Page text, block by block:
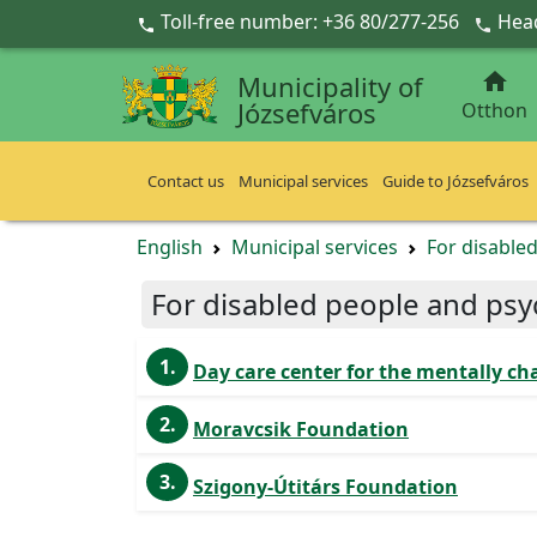
Ugrás a fő tartalomra
 Toll-free number: +36 80/277-256 
Municipality of
Józsefváros

Otthon
Contact us Municipal services Guide to Józsefváros
English Municipal services For
For disabled people and
1.
Day care center for the mentally
2.
Moravcsik Foundation
3.
Szigony-Útitárs Foundation